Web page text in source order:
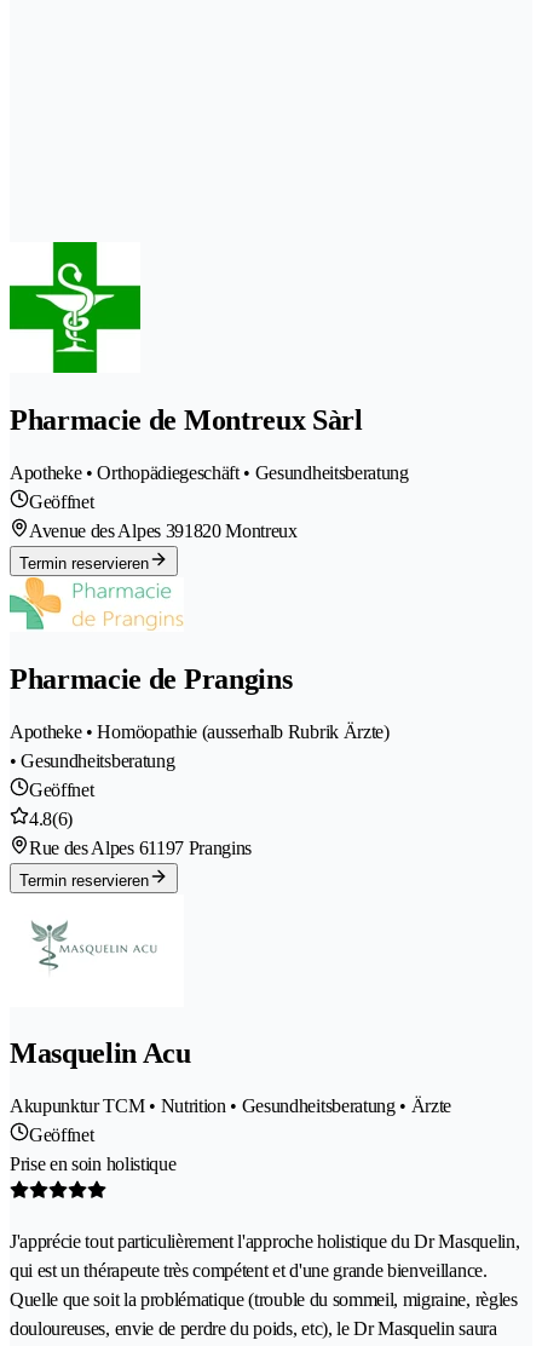
Pharmacie de Montreux Sàrl
Apotheke • Orthopädiegeschäft • Gesundheitsberatung
Geöffnet
Avenue des Alpes 391820 Montreux
Termin reservieren
Pharmacie de Prangins
Apotheke • Homöopathie (ausserhalb Rubrik Ärzte)
• Gesundheitsberatung
Geöffnet
4.8(6)
Rue des Alpes 61197 Prangins
Termin reservieren
Masquelin Acu
Akupunktur TCM • Nutrition • Gesundheitsberatung • Ärzte
Geöffnet
Prise en soin holistique
J'apprécie tout particulièrement l'approche holistique du Dr Masquelin,
qui est un thérapeute très compétent et d'une grande bienveillance.
Quelle que soit la problématique (trouble du sommeil, migraine, règles
douloureuses, envie de perdre du poids, etc), le Dr Masquelin saura